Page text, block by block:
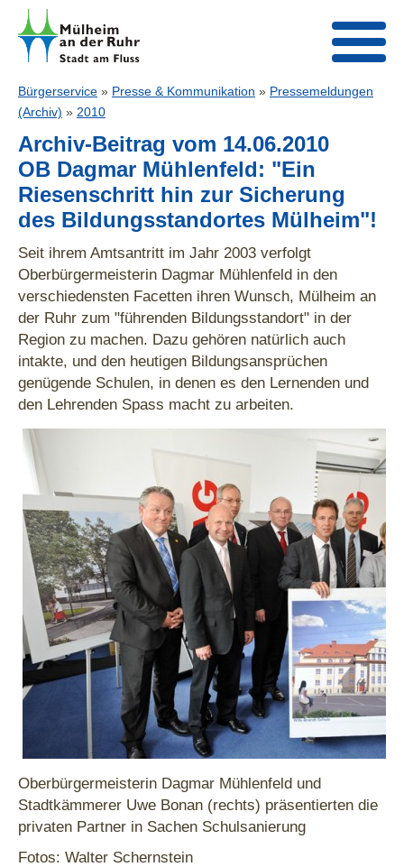
Bürgerservice » Presse & Kommunikation » Pressemeldungen
(Archiv) » 2010
Archiv-Beitrag vom 14.06.2010
OB Dagmar Mühlenfeld: "Ein
Riesenschritt hin zur Sicherung
des Bildungsstandortes Mülheim"!
Seit ihrem Amtsantritt im Jahr 2003 verfolgt
Oberbürgermeisterin Dagmar Mühlenfeld in den
verschiedensten Facetten ihren Wunsch, Mülheim an
der Ruhr zum "führenden Bildungsstandort" in der
Region zu machen. Dazu gehören natürlich auch
intakte, und den heutigen Bildungsansprüchen
genügende Schulen, in denen es den Lernenden und
den Lehrenden Spass macht zu arbeiten.
Oberbürgermeisterin Dagmar Mühlenfeld und
Stadtkämmerer Uwe Bonan (rechts) präsentierten die
privaten Partner in Sachen Schulsanierung
Fotos: Walter Schernstein